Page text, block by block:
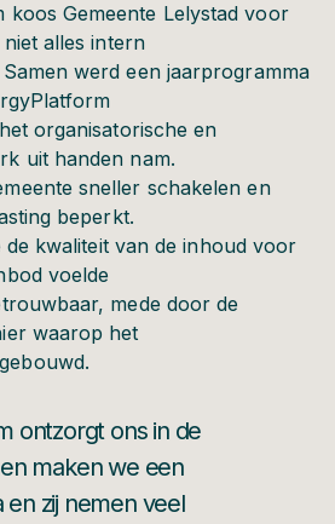
koos Gemeente Lelystad voor
alles intern
werd een jaarprogramma
organisatorische en
uit handen nam.
sneller schakelen en
beperkt.
de kwaliteit van de inhoud voor
voelde
mede door de
waarop het
ontzorgt ons in de
maken we een
zij nemen veel